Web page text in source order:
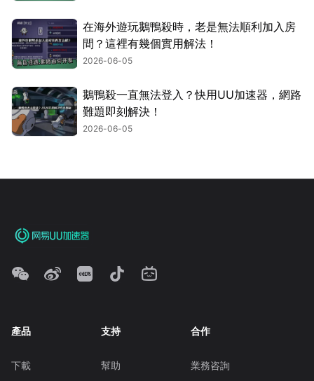
在海外遊玩鵝鴨殺時，老是無法順利加入房
間？這裡有幾個實用解法！
2026-06-05
鵝鴨殺一直無法登入？快用UU加速器，網路
難題即刻解決！
2026-06-05
產品
下載
支持
幫助
合作
業務咨詢